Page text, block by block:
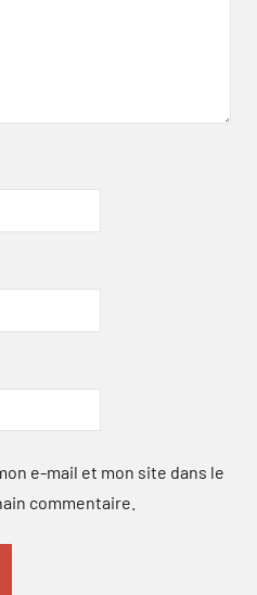
e-mail et mon site dans le
commentaire.